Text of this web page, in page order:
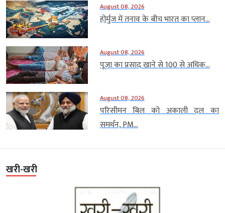
August 08, 2026
होर्मुज में तनाव के बीच भारत का प्लान...
August 08, 2026
पूजा का प्रसाद खाने से 100 से अधिक...
August 08, 2026
परिसीमन बिल को अकाली दल का
समर्थन, PM...
खरी-खरी